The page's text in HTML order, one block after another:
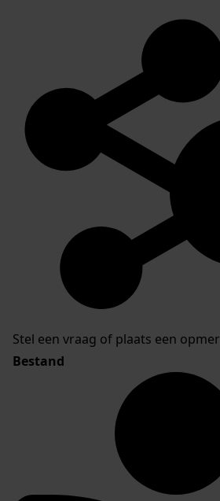
Stel een vraag of plaats een
Bestand